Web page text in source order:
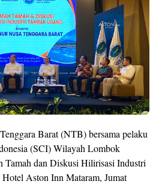
Barat (NTB) bersama pelaku
(SCI) Wilayah Lombok
Tamah dan Diskusi Hilirisasi Industri
Aston Inn Mataram, Jumat